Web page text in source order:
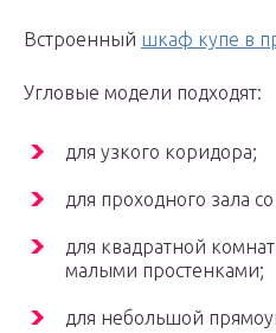
Встроенный шкаф купе в
Угловые модели подходят:
для узкого коридора;
для проходного зала
для квадратной
малыми простенками;
для небольшой